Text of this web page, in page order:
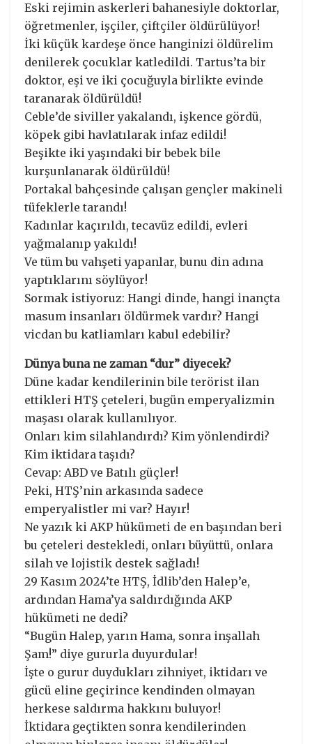
Eski rejimin askerleri bahanesiyle doktorlar,
öğretmenler, işçiler, çiftçiler öldürülüyor!
İki küçük kardeşe önce hanginizi öldürelim
denilerek çocuklar katledildi. Tartus’ta bir
doktor, eşi ve iki çocuğuyla birlikte evinde
taranarak öldürüldü!
Ceble’de siviller yakalandı, işkence gördü,
köpek gibi havlatılarak infaz edildi!
Beşikte iki yaşındaki bir bebek bile
kurşunlanarak öldürüldü!
Portakal bahçesinde çalışan gençler makineli
tüfeklerle tarandı!
Kadınlar kaçırıldı, tecavüz edildi, evleri
yağmalanıp yakıldı!
Ve tüm bu vahşeti yapanlar, bunu din adına
yaptıklarını söylüyor!
Sormak istiyoruz: Hangi dinde, hangi inançta
masum insanları öldürmek vardır? Hangi
vicdan bu katliamları kabul edebilir?
Dünya buna ne zaman “dur” diyecek?
Düne kadar kendilerinin bile terörist ilan
ettikleri HTŞ çeteleri, bugün emperyalizmin
maşası olarak kullanılıyor.
Onları kim silahlandırdı? Kim yönlendirdi?
Kim iktidara taşıdı?
Cevap: ABD ve Batılı güçler!
Peki, HTŞ’nin arkasında sadece
emperyalistler mi var? Hayır!
Ne yazık ki AKP hükümeti de en başından beri
bu çeteleri destekledi, onları büyüttü, onlara
silah ve lojistik destek sağladı!
29 Kasım 2024’te HTŞ, İdlib’den Halep’e,
ardından Hama’ya saldırdığında AKP
hükümeti ne dedi?
“Bugün Halep, yarın Hama, sonra inşallah
Şam!” diye gururla duyurdular!
İşte o gurur duydukları zihniyet, iktidarı ve
gücü eline geçirince kendinden olmayan
herkese saldırma hakkını buluyor!
İktidara geçtikten sonra kendilerinden